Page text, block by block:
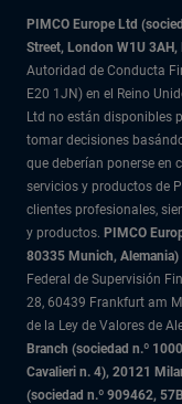
PIMCO Europe Ltd
Street, London W1U 3AH,
Autoridad de Conducta
E20 1JN) en el Reino
Ltd no están disponibles
tomar decisiones
que deberían ponerse en
servicios y productos de
clientes profesionales,
y productos. PIMCO
80335 Munich, Alemania)
Federal de Supervisión
28, 60439 Frankfurt am
de la Ley de Valores de
Branch (sociedad n.º
Cavalieri n. 4), 20121
(sociedad n.º 909462,